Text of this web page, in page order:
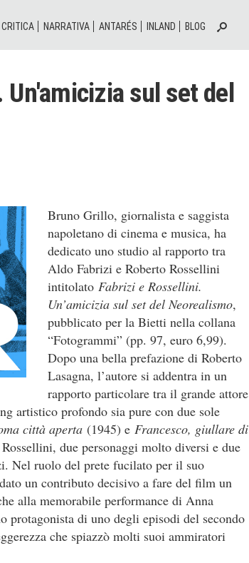
CRITICA NARRATIVA ANTARÉS INLAND BLOG
sul set del
Bruno Grillo, giornalista e saggista
napoletano di cinema e musica, ha
dedicato uno studio al rapporto tra
Aldo Fabrizi e Roberto Rossellini
intitolato Fabrizi e Rossellini.
Un’amicizia sul set del Neorealismo,
pubblicato per la Bietti nella collana
“Fotogrammi” (pp. 97, euro 6,99).
Dopo una bella prefazione di Roberto
Lasagna, l’autore si addentra in un
rapporto particolare tra il grande attore
artistico profondo sia pure con due sole
città aperta (1945) e Francesco, giullare di
due personaggi molto diversi e due
Nel ruolo del prete fucilato per il suo
un contributo decisivo a fare del film un
alla memorabile performance di Anna
di uno degli episodi del secondo
che spiazzò molti suoi ammiratori